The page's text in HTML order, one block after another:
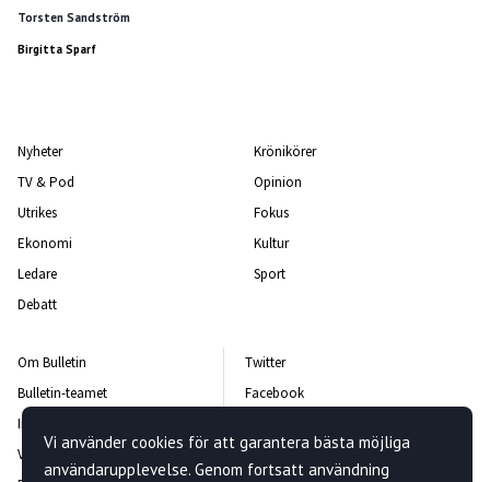
Torsten Sandström
Birgitta Sparf
Nyheter
TV & Pod
Utrikes
Ekonomi
Ledare
Debatt
Krönikörer
Opinion
Fokus
Kultur
Sport
Om Bulletin
Bulletin-teamet
Integritetspolicy
Vanliga frågor och svar
Twitter
Facebook
Kontakta oss
Vi använder cookies för att garantera bästa möjliga
användarupplevelse. Genom fortsatt användning